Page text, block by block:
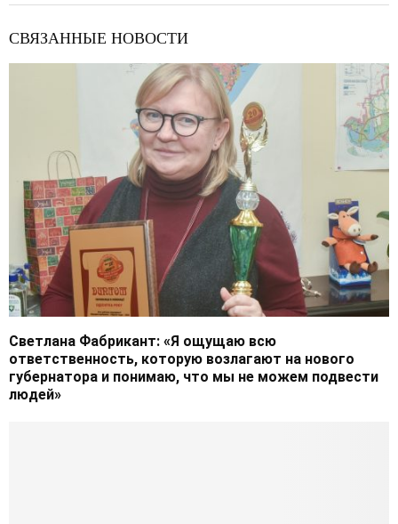
СВЯЗАННЫЕ НОВОСТИ
Светлана Фабрикант: «Я ощущаю всю
ответственность, которую возлагают на нового
губернатора и понимаю, что мы не можем подвести
людей»